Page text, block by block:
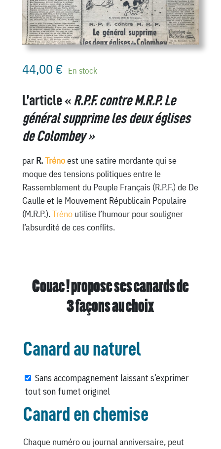
44,00 € En stock
L’article « R.P.F. contre M.R.P. Le
général supprime les deux églises
de Colombey »
par R.Trénoest une satire mordante qui se
moque des tensions politiques entre le
Rassemblement du Peuple Français (R.P.F.) de De
Gaulle et le Mouvement Républicain Populaire
(M.R.P.).Trénoutilise l’humour pour souligner
l’absurdité de ces conflits.
Couac ! propose ses canards de
3 façons au choix
Canard au naturel
Sans accompagnement laissant s’exprimer
tout son fumet originel
Canard en chemise
Chaque numéro ou journal anniversaire, peut